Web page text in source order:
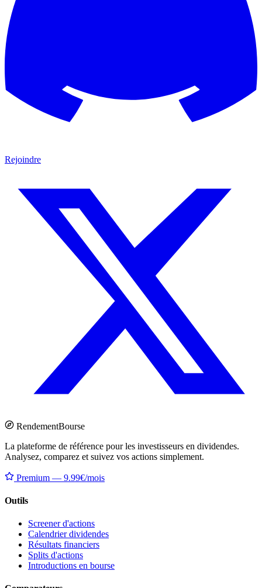
Rejoindre
RendementBourse
La plateforme de référence pour les investisseurs en dividendes.
Analysez, comparez et suivez vos actions simplement.
Premium — 9.99€/mois
Outils
Screener d'actions
Calendrier dividendes
Résultats financiers
Splits d'actions
Introductions en bourse